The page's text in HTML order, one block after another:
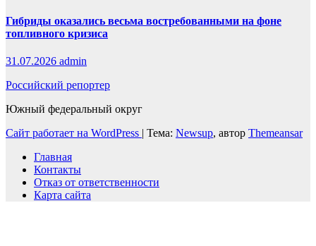
Гибриды оказались весьма востребованными на фоне
топливного кризиса
31.07.2026 admin
Российский репортер
Южный федеральный округ
Сайт работает на WordPress | Тема: Newsup, автор Themeansar
Главная
Контакты
Отказ от ответственности
Карта сайта